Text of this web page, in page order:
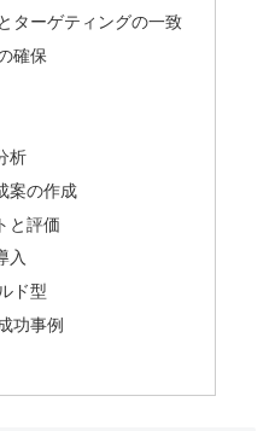
ターゲティングの一致
確保
析
案の作成
と評価
入
ド型
功事例